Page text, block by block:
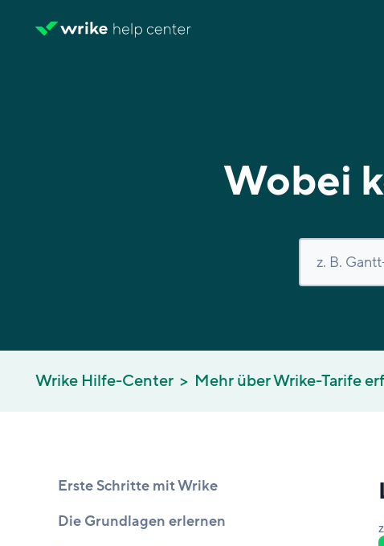
Wobei
Wrike Hilfe-Center Mehr über Wrike-Tarife
Erste Schritte mit Wrike
Die Grundlagen erlernen